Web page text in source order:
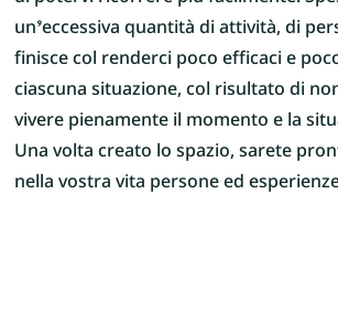
un’eccessiva quantità di attività, di
finisce col renderci poco efficaci e
ciascuna situazione, col risultato di
vivere pienamente il momento e la
Una volta creato lo spazio, sarete
nella vostra vita persone ed